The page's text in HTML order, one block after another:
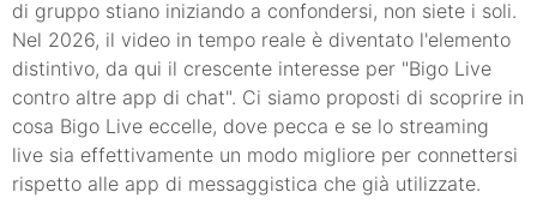
di gruppo stiano iniziando a confondersi, non siete i soli.
Nel 2026, il video in tempo reale è diventato l'elemento
distintivo, da qui il crescente interesse per "Bigo Live
contro altre app di chat". Ci siamo proposti di scoprire in
cosa Bigo Live eccelle, dove pecca e se lo streaming
live sia effettivamente un modo migliore per connettersi
rispetto alle app di messaggistica che già utilizzate.